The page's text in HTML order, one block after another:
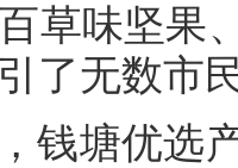
草味坚果
了无数市
钱塘优选